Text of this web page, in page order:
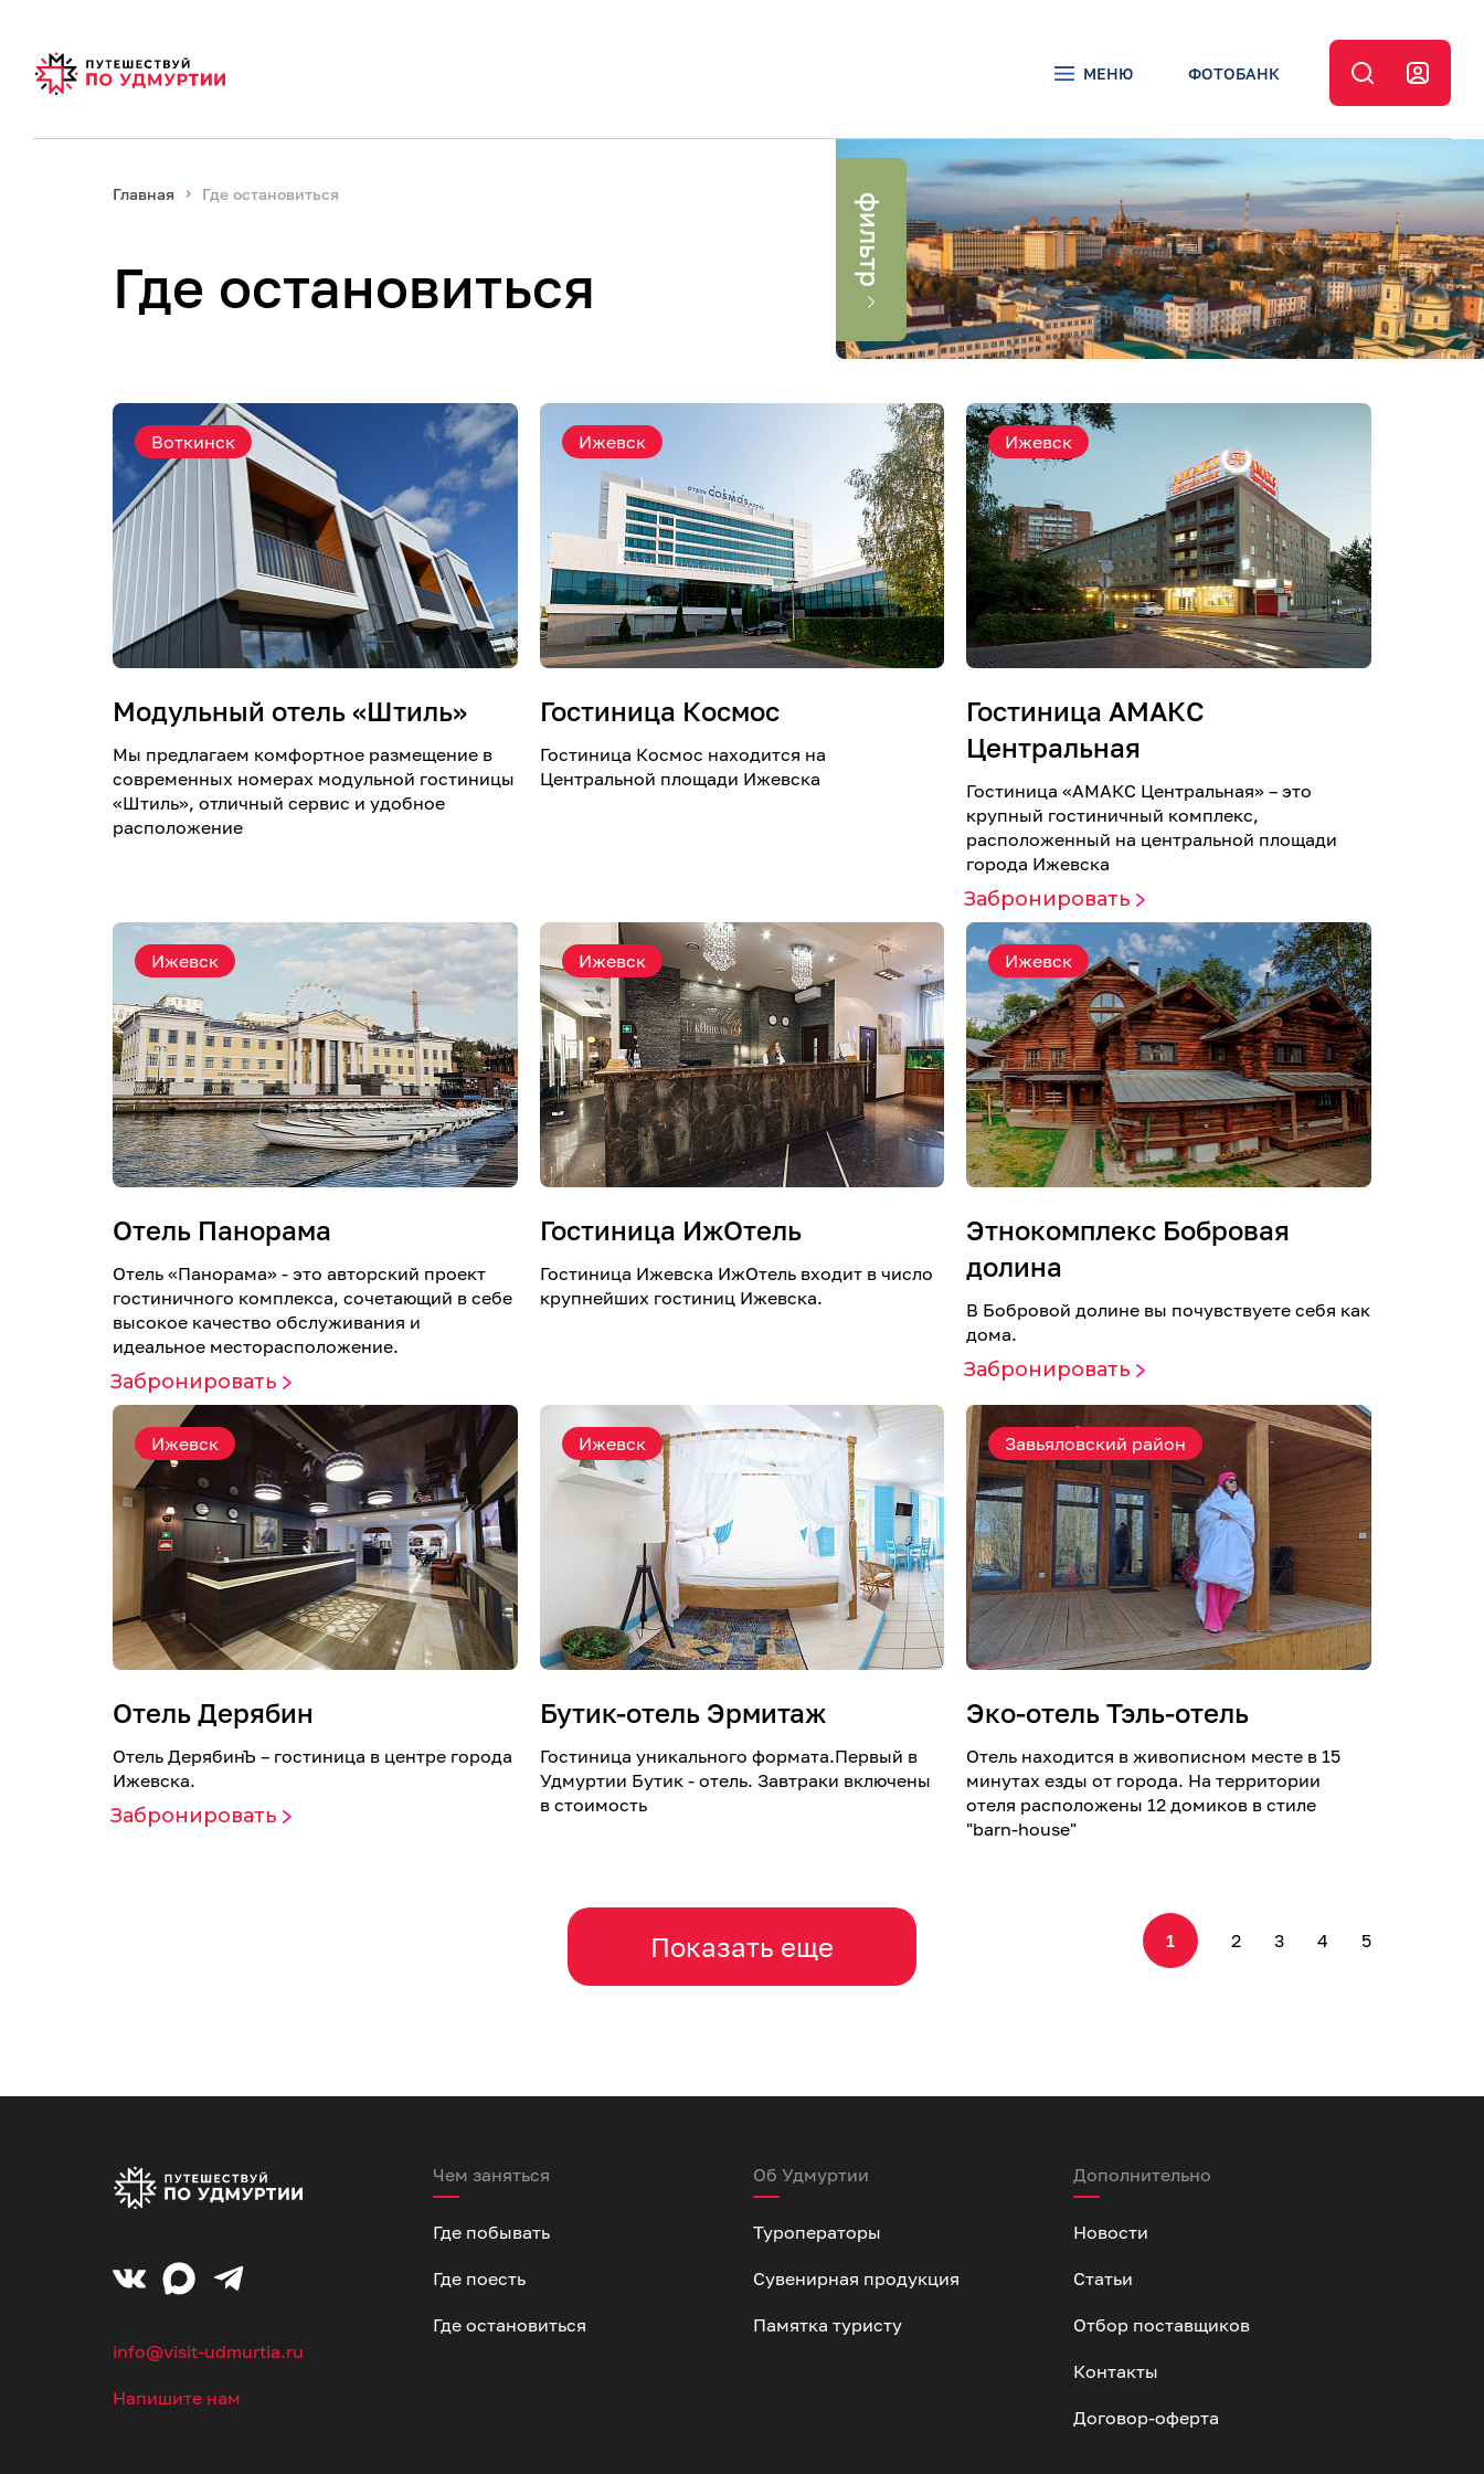
МЕНЮ ФОТОБАНК
Главная Где остановиться
Где остановиться фильтр
Воткинск
Модульный отель «Штиль»
Мы предлагаем комфортное размещение в
современных номерах модульной гостиницы
«Штиль», отличный сервис и удобное
расположение
Ижевск
Гостиница Космос
Гостиница Космос находится на
Центральной площади Ижевска
Ижевск
Гостиница АМАКС
Центральная
Гостиница «AMАКС Центральная» – это
крупный гостиничный комплекс,
расположенный на центральной площади
города Ижевска
Забронировать
Ижевск
Отель Панорама
Отель «Панорама» - это авторский проект
гостиничного комплекса, сочетающий в себе
высокое качество обслуживания и
идеальное месторасположение.
Забронировать
Ижевск
Гостиница ИжОтель
Гостиница Ижевска ИжОтель входит в число
крупнейших гостиниц Ижевска.
Ижевск
Этнокомплекс Бобровая
долина
В Бобровой долине вы почувствуете себя как
дома.
Забронировать
Ижевск
Отель Дерябин
Отель ДерябинЪ – гостиница в центре города
Ижевска.
Забронировать
Ижевск
Бутик-отель Эрмитаж
Гостиница уникального формата.Первый в
Удмуртии Бутик - отель. Завтраки включены
в стоимость
Завьяловский район
Эко-отель Тэль-отель
Отель находится в живописном месте в 15
минутах езды от города. На территории
отеля расположены 12 домиков в стиле
"barn-house"
Показать еще 1 2 3 4 5
info@visit-udmurtia.ru
Напишите нам
Чем заняться
Где побывать
Где поесть
Где остановиться
Об Удмуртии
Туроператоры
Сувенирная продукция
Памятка туристу
Дополнительно
Новости
Статьи
Отбор поставщиков
Контакты
Договор-оферта